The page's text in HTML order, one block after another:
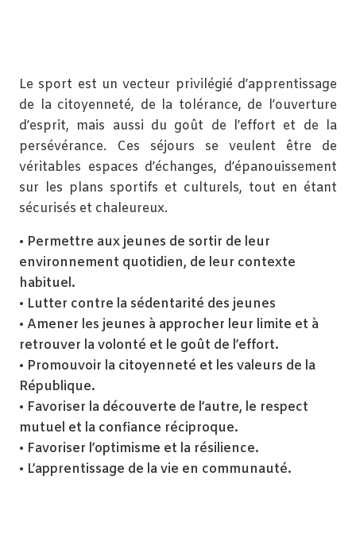
Le sport est un vecteur privilégié d’apprentissage
de la citoyenneté, de la tolérance, de l’ouverture
d’esprit, mais aussi du goût de l’effort et de la
persévérance. Ces séjours se veulent être de
véritables espaces d’échanges, d’épanouissement
sur les plans sportifs et culturels, tout en étant
sécurisés et chaleureux.
• Permettre aux jeunes de sortir de leur
environnement quotidien, de leur contexte
habituel.
• Lutter contre la sédentarité des jeunes
• Amener les jeunes à approcher leur limite et à
retrouver la volonté et le goût de l’effort.
• Promouvoir la citoyenneté et les valeurs de la
République.
• Favoriser la découverte de l’autre, le respect
mutuel et la confiance réciproque.
• Favoriser l’optimisme et la résilience.
• L’apprentissage de la vie en communauté.